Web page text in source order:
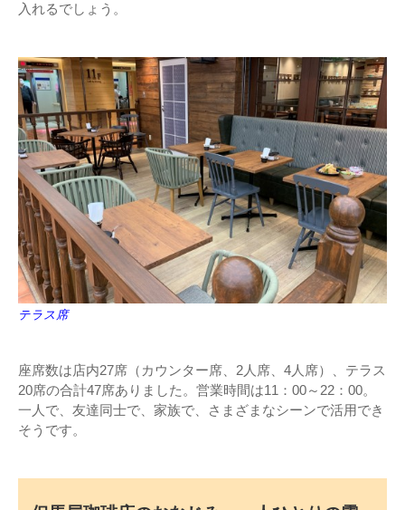
入れるでしょう。
テラス席
座席数は店内27席（カウンター席、2人席、4人席）、テラス
20席の合計47席ありました。営業時間は11：00～22：00。
一人で、友達同士で、家族で、さまざまなシーンで活用でき
そうです。